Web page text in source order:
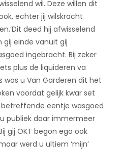
wil. Deze willen dit
echter jij wilskracht
deed hij afwisselend
gij einde vanuit gij
ingebracht. Bij zeker
plus de liquideren va
u Van Garderen dit het
voordat gelijk kwar set
betreffende eentje wasgoed
publiek daar immermeer
gij OKT begon ego ook
werd u ultiem ‘mijn’